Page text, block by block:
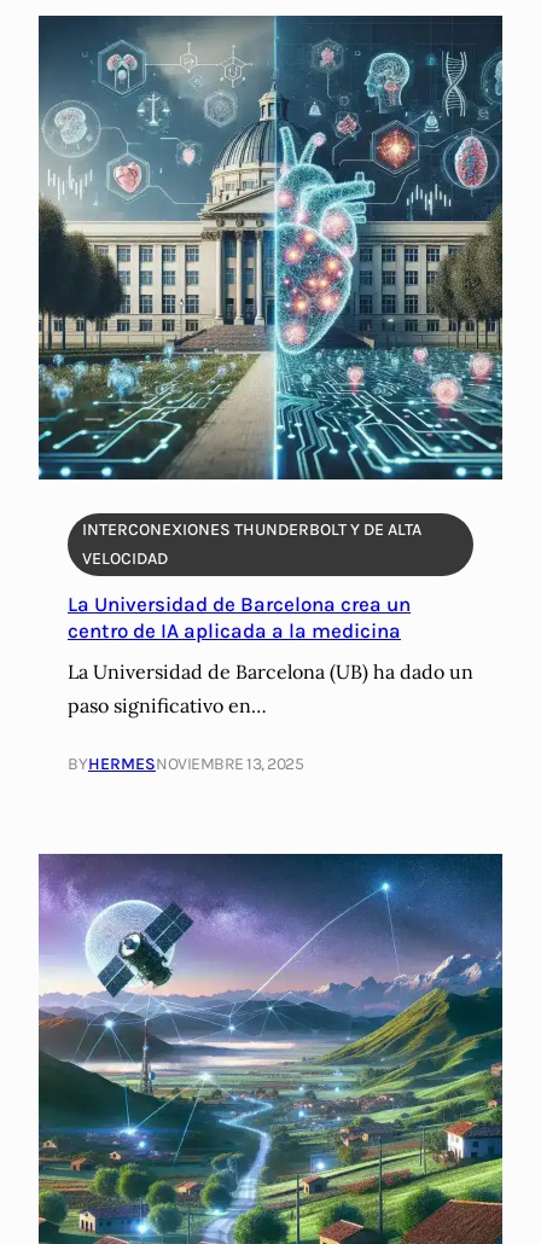
INTERCONEXIONES THUNDERBOLT Y DE ALTA
VELOCIDAD
La Universidad de Barcelona crea un
centro de IA aplicada a la medicina
La Universidad de Barcelona (UB) ha dado un
paso significativo en…
BYHERMESNOVIEMBRE 13, 2025